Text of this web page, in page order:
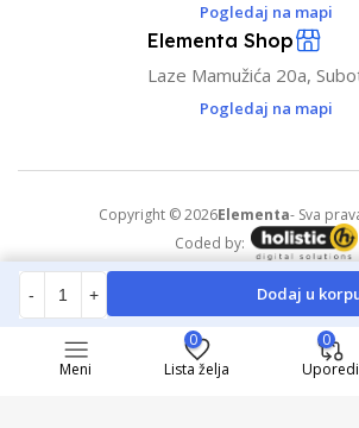
Meni
0
Lista želja
0
Uporedi
- + Dodaj u
Pogledaj na mapi
Elementa Shop
Laze Mamužića 20a,
Pogledaj na mapi
Copyright © 2026Elementa- Sva
Coded by: